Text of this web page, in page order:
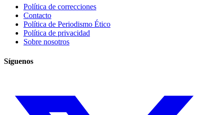
Política de correcciones
Contacto
Política de Periodismo Ético
Política de privacidad
Sobre nosotros
Síguenos